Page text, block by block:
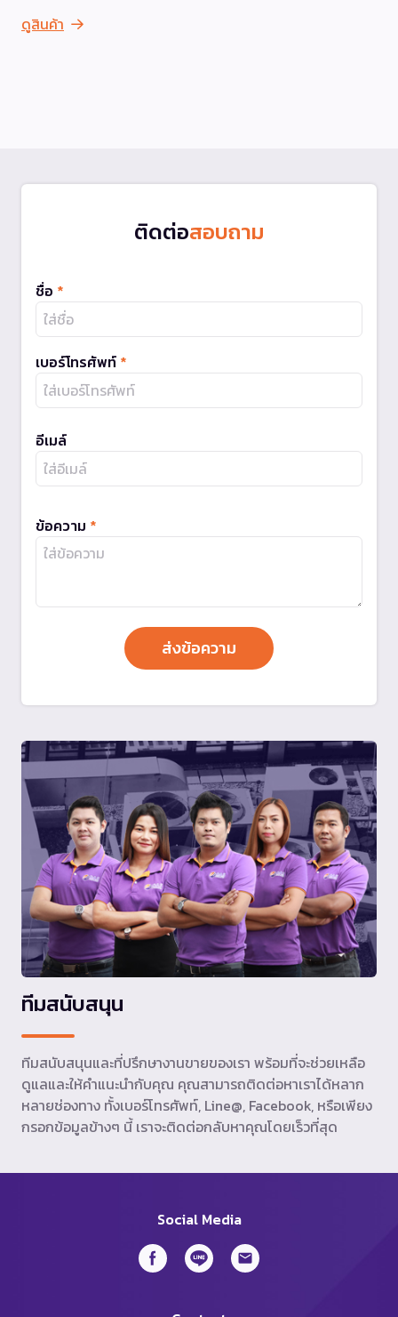
ดูสินค้า
ติดต่อสอบถาม
ชื่อ *
เบอร์โทรศัพท์ *
อีเมล์
ข้อความ *
ทีมสนับสนุน
ทีมสนับสนุนและที่ปรึกษางานขายของเรา พร้อมที่จะช่วยเหลือ
ดูแลและให้คำแนะนำกับคุณ คุณสามารถติดต่อหาเราได้หลาก
หลายช่องทาง ทั้งเบอร์โทรศัพท์, Line@, Facebook, หรือเพียง
กรอกข้อมูลข้างๆ นี้ เราจะติดต่อกลับหาคุณโดยเร็วที่สุด
Social Media